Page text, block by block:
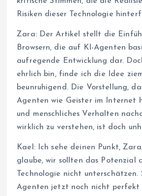
Risiken dieser Technologie
Zara: Der Artikel stellt die
Browsern, die auf KI-Agenten
aufregende Entwicklung dar.
ehrlich bin, finde ich die Idee
beunruhigend. Die Vorstellung,
Agenten wie Geister im Internet
und menschliches Verhalten
wirklich zu verstehen, ist doch
Kael: Ich sehe deinen Punkt,
glaube, wir sollten das Potenzial
Technologie nicht unterschätzen.
Agenten jetzt noch nicht perfekt